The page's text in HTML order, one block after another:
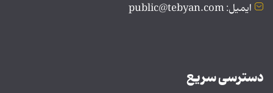
ایمیل: public@tebyan.com
دسترسی سریع